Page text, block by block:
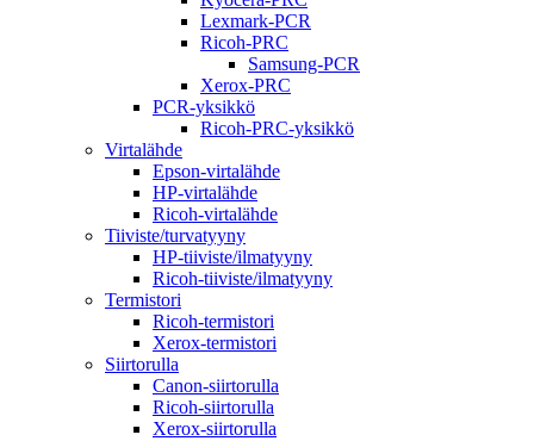
Lexmark-PCR
Ricoh-PRC
Samsung-PCR
Xerox-PRC
PCR-yksikkö
Ricoh-PRC-yksikkö
Virtalähde
Epson-virtalähde
HP-virtalähde
Ricoh-virtalähde
Tiiviste/turvatyyny
HP-tiiviste/ilmatyyny
Ricoh-tiiviste/ilmatyyny
Termistori
Ricoh-termistori
Xerox-termistori
Siirtorulla
Canon-siirtorulla
Ricoh-siirtorulla
Xerox-siirtorulla